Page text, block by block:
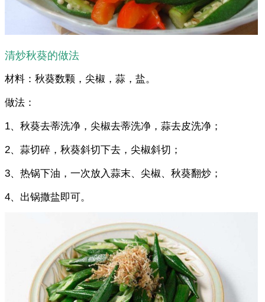
清炒秋葵的做法
材料：秋葵数颗，尖椒，蒜，盐。
做法：
1、秋葵去蒂洗净，尖椒去蒂洗净，蒜去皮洗净；
2、蒜切碎，秋葵斜切下去，尖椒斜切；
3、热锅下油，一次放入蒜末、尖椒、秋葵翻炒；
4、出锅撒盐即可。